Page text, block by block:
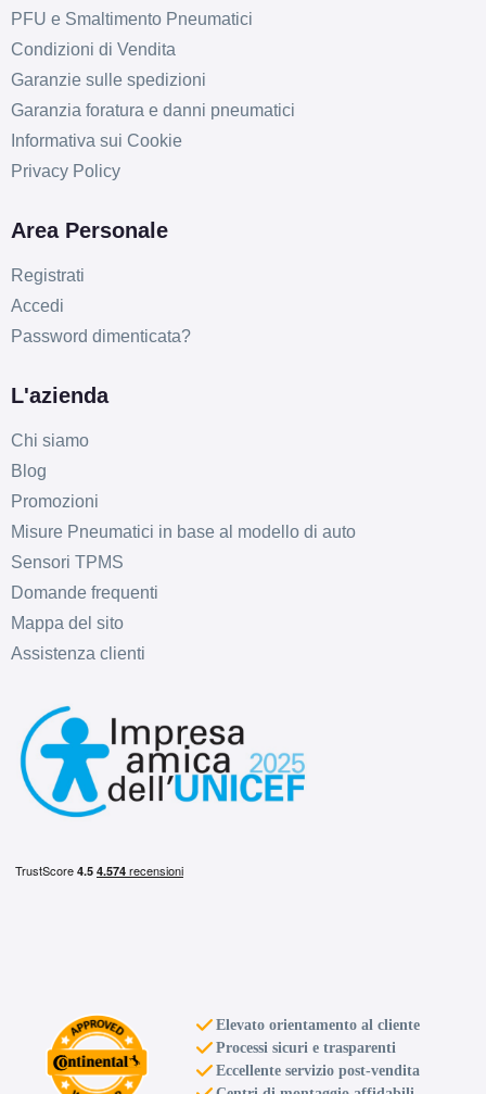
PFU e Smaltimento Pneumatici
Condizioni di Vendita
Garanzie sulle spedizioni
Garanzia foratura e danni pneumatici
Informativa sui Cookie
Privacy Policy
Area Personale
Registrati
Accedi
Password dimenticata?
L'azienda
Chi siamo
Blog
Promozioni
Misure Pneumatici in base al modello di auto
Sensori TPMS
Domande frequenti
Mappa del sito
Assistenza clienti
Elevato orientamento al cliente
Processi sicuri e trasparenti
Eccellente servizio post-vendita